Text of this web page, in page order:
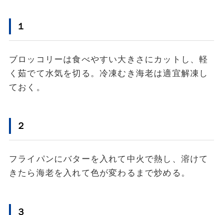
１
ブロッコリーは食べやすい大きさにカットし、軽
く茹でて水気を切る。冷凍むき海老は適宜解凍し
ておく。
２
フライパンにバターを入れて中火で熱し、溶けて
きたら海老を入れて色が変わるまで炒める。
３